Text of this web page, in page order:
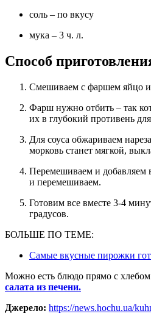
соль – по вкусу
мука – 3 ч. л.
Способ
Смешиваем с фаршем яйцо
Фарш нужно отбить – так котлетки будут лучше держать форму. Формируем небольшие котлеты и выкладываем
их в глубокий противень
Для соуса обжариваем нарезанный лук до прозрачности. Добавляем натертую морковь и жарим все вместе. Когда
морковь станет мягкой,
Перемешиваем и добавляем воду. По вкусу кладем специи. Отдельно воду смешиваем с мукой, выливаем в соус
и перемешиваем.
Готовим все вместе 3-4 минуты, а затем заливаем котлеты. Запекаем 45 минут в духовке, разогретой до 180
градусов.
БОЛЬШЕ ПО ТЕМЕ:
Самые вкусные пирожки
Можно есть блюдо прямо с
салата из печени.
Джерело: https://news.hochu.ua/